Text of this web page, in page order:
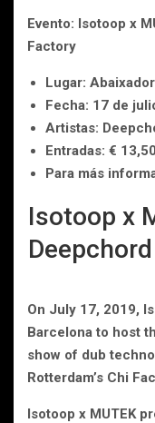
Evento: Isotoop x
Factory
Lugar:
Fecha: 17 de
Artistas:
Entradas: € 13,50
Para más
Isotoop x
On July 17, 2019,
Barcelona to host
show of dub
Rotterdam’s Chi
Isotoop x MUTEK